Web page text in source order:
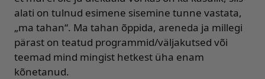
alati on tulnud esimene sisemine tunne vastata,
„ma tahan“. Ma tahan õppida, areneda ja millegi
pärast on teatud programmid/väljakutsed või
teemad mind mingist hetkest üha enam
kõnetanud.